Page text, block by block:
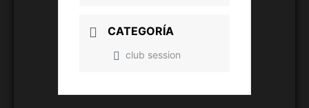
CATEGORÍA
club session